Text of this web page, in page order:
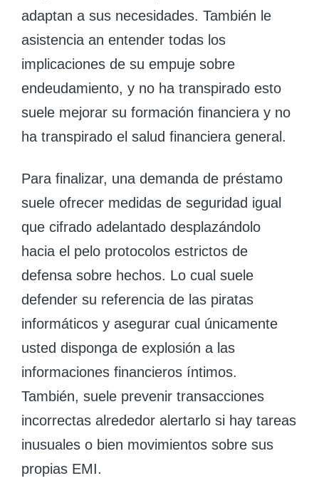
adaptan a sus necesidades. También le
asistencia an entender todas los
implicaciones de su empuje sobre
endeudamiento, y no ha transpirado esto
suele mejorar su formación financiera y no
ha transpirado el salud financiera general.
Para finalizar, una demanda de préstamo
suele ofrecer medidas de seguridad igual
que cifrado adelantado desplazándolo
hacia el pelo protocolos estrictos de
defensa sobre hechos. Lo cual suele
defender su referencia de las piratas
informáticos y asegurar cual únicamente
usted disponga de explosión a las
informaciones financieros íntimos.
También, suele prevenir transacciones
incorrectas alrededor alertarlo si hay tareas
inusuales o bien movimientos sobre sus
propias EMI.